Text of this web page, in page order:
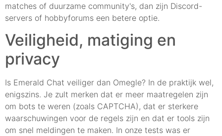
matches of duurzame community's, dan zijn Discord-
servers of hobbyforums een betere optie.
Veiligheid, matiging en
privacy
Is Emerald Chat veiliger dan Omegle? In de praktijk wel,
enigszins. Je zult merken dat er meer maatregelen zijn
om bots te weren (zoals CAPTCHA), dat er sterkere
waarschuwingen voor de regels zijn en dat er tools zijn
om snel meldingen te maken. In onze tests was er